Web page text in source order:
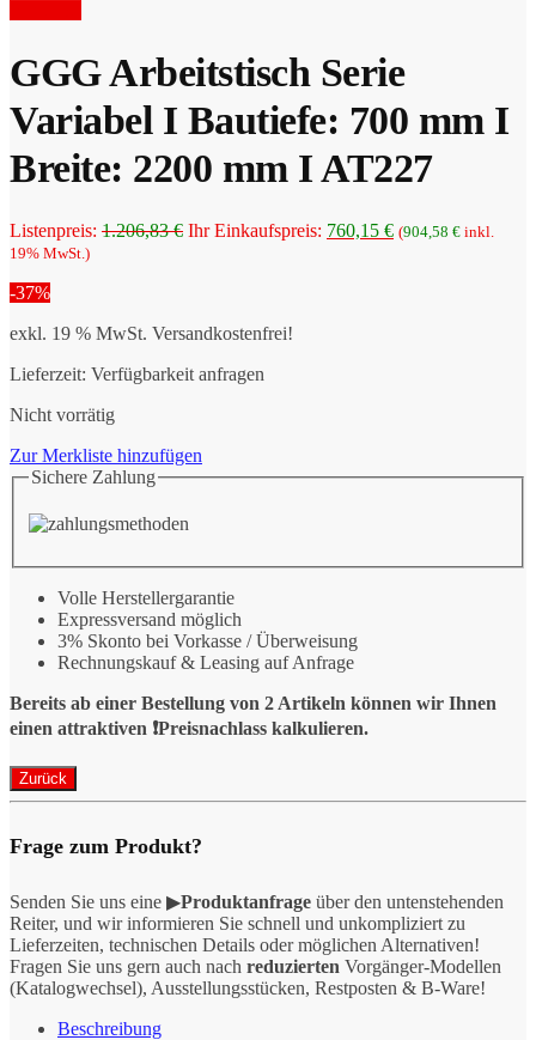
GGG Arbeitstisch Serie
Variabel I Bautiefe: 700 mm I
Breite: 2200 mm I AT227
Listenpreis: 1.206,83€ Ursprünglicher
Ihr Einkaufspreis: 760,15 €Aktueller
(904,58 € inkl.
19% MwSt.)
-37%
exkl. 19 % MwSt. Versandkostenfrei!
Lieferzeit: Verfügbarkeit anfragen
Nicht vorrätig
Zur Merkliste hinzufügen
Sichere Zahlung
Volle Herstellergarantie
Expressversand möglich
3% Skonto bei Vorkasse / Überweisung
Rechnungskauf & Leasing auf Anfrage
Bereits ab einer Bestellung von 2 Artikeln können wir Ihnen
einen attraktiven ❗️Preisnachlass kalkulieren.
Frage zum Produkt?
Senden Sie uns eine ▶Produktanfrage über den untenstehenden
Reiter, und wir informieren Sie schnell und unkompliziert zu
Lieferzeiten, technischen Details oder möglichen Alternativen!
Fragen Sie uns gern auch nach reduzierten Vorgänger-Modellen
(Katalogwechsel), Ausstellungsstücken, Restposten & B-Ware!
Beschreibung